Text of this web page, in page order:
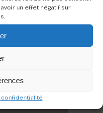
un effet négatif sur
porcelaine